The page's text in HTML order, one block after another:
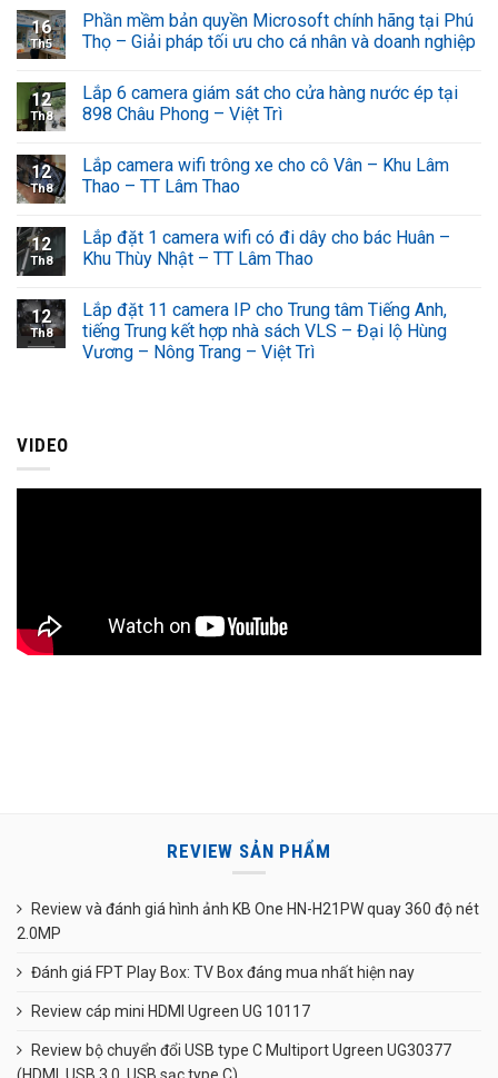
16
Th5
Phần mềm bản quyền Microsoft chính hãng tại Phú
Thọ – Giải pháp tối ưu cho cá nhân và doanh nghiệp
12
Th8
Lắp 6 camera giám sát cho cửa hàng nước ép tại
898 Châu Phong – Việt Trì
12
Th8
Lắp camera wifi trông xe cho cô Vân – Khu Lâm
Thao – TT Lâm Thao
12
Th8
Lắp đặt 1 camera wifi có đi dây cho bác Huân –
Khu Thùy Nhật – TT Lâm Thao
12
Th8
Lắp đặt 11 camera IP cho Trung tâm Tiếng Anh,
tiếng Trung kết hợp nhà sách VLS – Đại lộ Hùng
Vương – Nông Trang – Việt Trì
VIDEO
REVIEW SẢN PHẨM
Review và đánh giá hình ảnh KB One HN-H21PW quay 360 độ nét
2.0MP
Đánh giá FPT Play Box: TV Box đáng mua nhất hiện nay
Review cáp mini HDMI Ugreen UG 10117
Review bộ chuyển đổi USB type C Multiport Ugreen UG30377